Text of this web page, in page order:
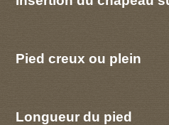
Pied creux ou plein
Longueur du pied